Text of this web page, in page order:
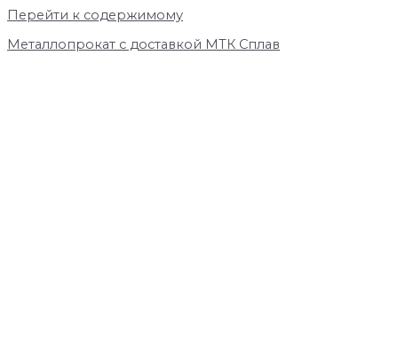
Перейти к содержимому
Металлопрокат с доставкой МТК Сплав